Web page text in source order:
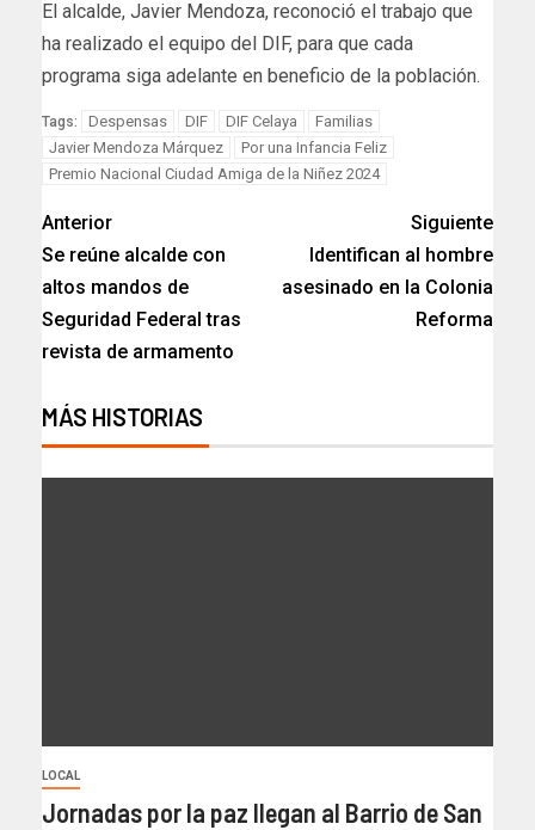
El alcalde, Javier Mendoza, reconoció el trabajo que
ha realizado el equipo del DIF, para que cada
programa siga adelante en beneficio de la población.
Tags: Despensas DIF DIF Celaya
Familias
Javier Mendoza Márquez
Por una Infancia Feliz
Premio Nacional Ciudad Amiga de la Niñez 2024
Anterior
Se reúne alcalde con
altos mandos de
Seguridad Federal tras
revista de armamento
Siguiente
Identifican al hombre
asesinado en la Colonia
Reforma
MÁS HISTORIAS
LOCAL
Jornadas por la paz llegan al Barrio de San